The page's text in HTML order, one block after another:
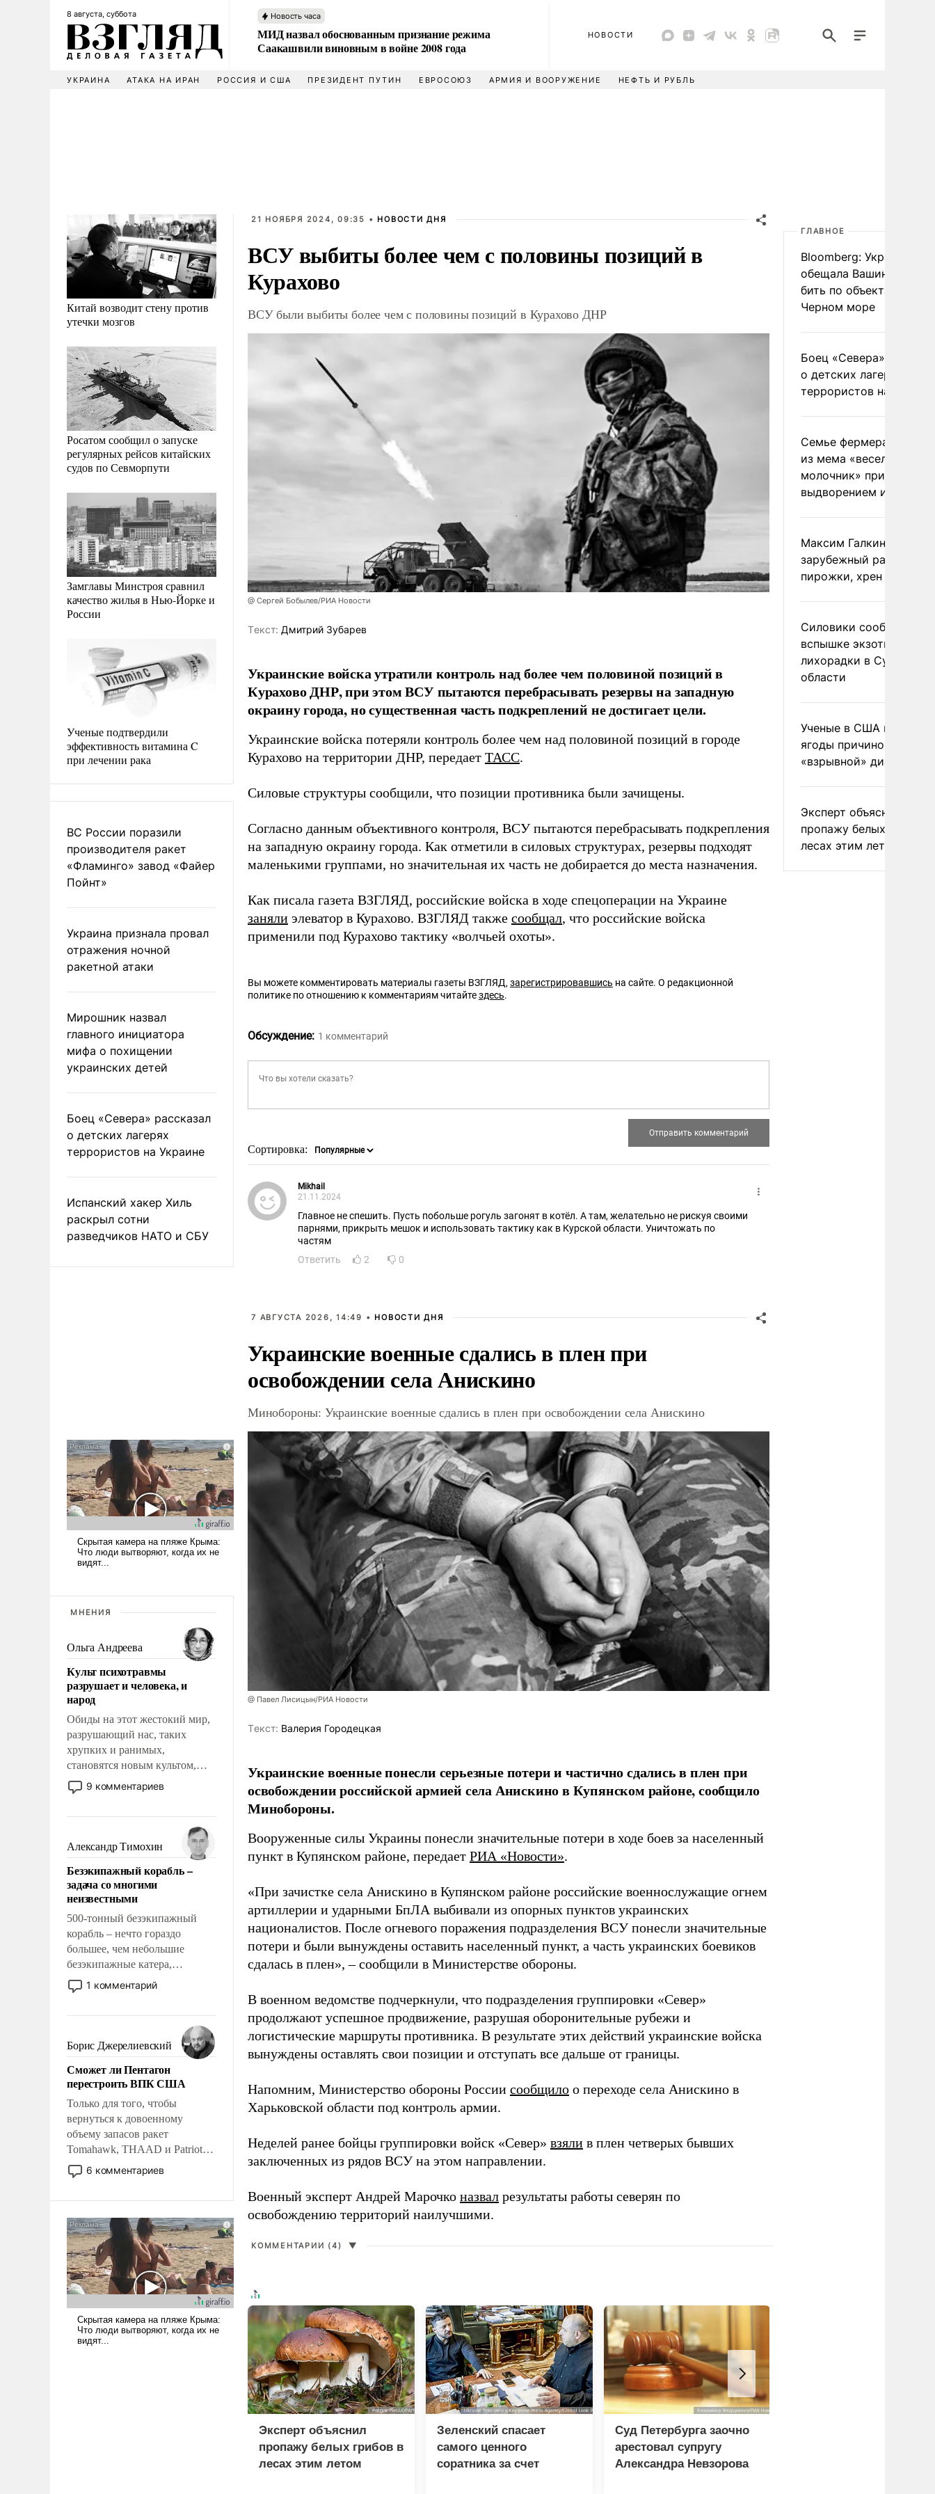
8 августа, суббота Новость часа
МИД назвал обоснованным признание режима
Саакашвили виновным в войне 2008 года
НОВОСТИ
УКРАИНА АТАКА НА ИРАН РОССИЯ И США ПРЕЗИДЕНТ ПУТИН ЕВРОСОЮЗ АРМИЯ И ВООРУЖЕНИЕ НЕФТЬ И РУБЛЬ
Китай возводит стену против
утечки мозгов
Росатом сообщил о запуске
регулярных рейсов китайских
судов по Севморпути
Замглавы Минстроя сравнил
качество жилья в Нью-Йорке и
России
Ученые подтвердили
эффективность витамина C
при лечении рака
ВС России поразили
производителя ракет
«Фламинго» завод «Файер
Пойнт»
Украина признала провал
отражения ночной
ракетной атаки
Мирошник назвал
главного инициатора
мифа о похищении
украинских детей
Боец «Севера» рассказал
о детских лагерях
террористов на Украине
Испанский хакер Хиль
раскрыл сотни
разведчиков НАТО и СБУ
МНЕНИЯ
Ольга Андреева
Культ психотравмы
разрушает и человека, и
народ
Обиды на этот жестокий мир,
разрушающий нас, таких
хрупких и ранимых,
становятся новым культом,
постепенно вытесняя и
отменяя традиционное
мужественным и твердым под
ударами судьбы, брать на себя
ответственность, помогать
слабым, идти вперед и
адаптироваться.
9 комментариев
Александр Тимохин
Безэкипажный корабль –
задача со многими
неизвестными
500-тонный безэкипажный
корабль – нечто гораздо
большее, чем небольшие
безэкипажные катера,
применение которых уже
стало обыденностью. Задача по
сложна и амбициозна. Однако
и ее реализация радикально
поднимет наши боевые
возможности.
1 комментарий
Борис Джерелиевский
Сможет ли Пентагон
перестроить ВПК США
Только для того, чтобы
вернуться к довоенному
объему запасов ракет
Tomahawk, THAAD и Patriot
США потребуется более трех
лет. Даже небольшая война с
Сложившаяся ситуация
означает многолетний период
уязвимости США, например,
перед Китаем.
6 комментариев
21 НОЯБРЯ 2024, 09:35 • НОВОСТИ ДНЯ
ВСУ выбиты более чем с половины позиций в
Курахово
ВСУ были выбиты более чем с половины позиций в Курахово ДНР
@ Сергей Бобылев/РИА Новости
Tекст: Дмитрий Зубарев
Украинские войска утратили контроль над более чем половиной позиций в
Курахово ДНР, при этом ВСУ пытаются перебрасывать резервы на западную
окраину города, но существенная часть подкреплений не достигает цели.
Украинские войска потеряли контроль более чем над половиной позиций в городе
Курахово на территории ДНР, передает ТАСС.
Силовые структуры сообщили, что позиции противника были зачищены.
Согласно данным объективного контроля, ВСУ пытаются перебрасывать подкрепления
на западную окраину города. Как отметили в силовых структурах, резервы подходят
маленькими группами, но значительная их часть не добирается до места назначения.
Как писала газета ВЗГЛЯД, российские войска в ходе спецоперации на Украине
заняли элеватор в Курахово. ВЗГЛЯД также сообщал, что российские войска
применили под Курахово тактику «волчьей охоты».
Вы можете комментировать материалы газеты ВЗГЛЯД,зарегистрировавшись на сайте. О редакционной
политике по отношению к комментариям читайтездесь.
Обсуждение: 1 комментарий
Сортировка:
Mikhail
21.11.2024
Главное не спешить. Пусть побольше рогуль загонят в котёл. А там, желательно не рискуя своими
парнями, прикрыть мешок и использовать тактику как в Курской области. Уничтожать по
частям
Ответить
2 0
7 АВГУСТА 2026, 14:49 • НОВОСТИ ДНЯ
Украинские военные сдались в плен при
освобождении села Анискино
Минобороны: Украинские военные сдались в плен при освобождении села Анискино
@ Павел Лисицын/РИА Новости
Tекст: Валерия Городецкая
Украинские военные понесли серьезные потери и частично сдались в плен при
освобождении российской армией села Анискино в Купянском районе, сообщило
Минобороны.
Вооруженные силы Украины понесли значительные потери в ходе боев за населенный
пункт в Купянском районе, передает РИА «Новости».
«При зачистке села Анискино в Купянском районе российские военнослужащие огнем
артиллерии и ударными БпЛА выбивали из опорных пунктов украинских
националистов. После огневого поражения подразделения ВСУ понесли значительные
потери и были вынуждены оставить населенный пункт, а часть украинских боевиков
сдалась в плен», – сообщили в Министерстве обороны.
В военном ведомстве подчеркнули, что подразделения группировки «Север»
продолжают успешное продвижение, разрушая оборонительные рубежи и
логистические маршруты противника. В результате этих действий украинские войска
вынуждены оставлять свои позиции и отступать все дальше от границы.
Напомним, Министерство обороны России сообщило о переходе села Анискино в
Харьковской области под контроль армии.
Неделей ранее бойцы группировки войск «Север» взяли в плен четверых бывших
заключенных из рядов ВСУ на этом направлении.
Военный эксперт Андрей Марочко назвал результаты работы северян по
освобождению территорий наилучшими.
КОММЕНТАРИИ (4) ▼
Эксперт объяснил
пропажу белых грибов в
лесах этим летом
Зеленский спасает
самого ценного
соратника за счет
Суд Петербурга заочно
арестовал супругу
Александра Невзорова
ГЛАВНОЕ
Bloomberg: Украина
обещала Вашингтону не
бить по объектам КТК в
Черном море
Боец «Севера»
о детских лагерях
террористов на
Семье фермера
из мема «веселый
молочник» пригрозили
выдворением из
Максим Галкин
зарубежный райдер
пирожки, хрен и морс
Силовики сообщили о
вспышке экзотической
лихорадки в Сумской
области
Ученые в США назвали
ягоды причиной
«взрывной» диареи
Эксперт объяснил
пропажу белых грибов
лесах этим летом